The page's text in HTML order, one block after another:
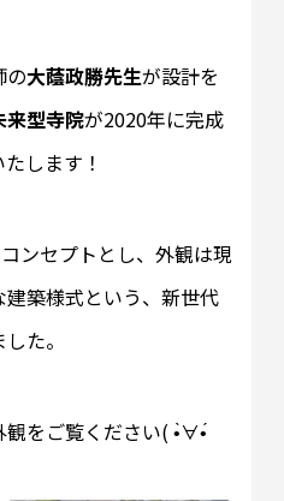
の大蔭政勝先生が設計を
来型寺院が2020年に完成
します！
ンセプトとし、外観は現
築様式という、新世代
た。
観をご覧ください( •̀∀•́